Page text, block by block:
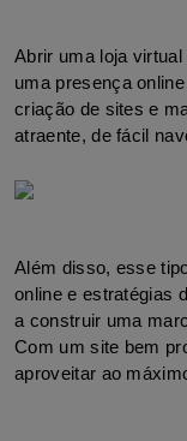
Abrir uma loja
uma presença
criação de sites e
atraente, de fácil
Além disso, esse
online e estratégias
a construir uma
Com um site bem
aproveitar ao